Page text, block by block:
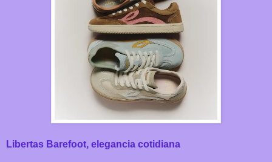
Libertas Barefoot, elegancia cotidiana